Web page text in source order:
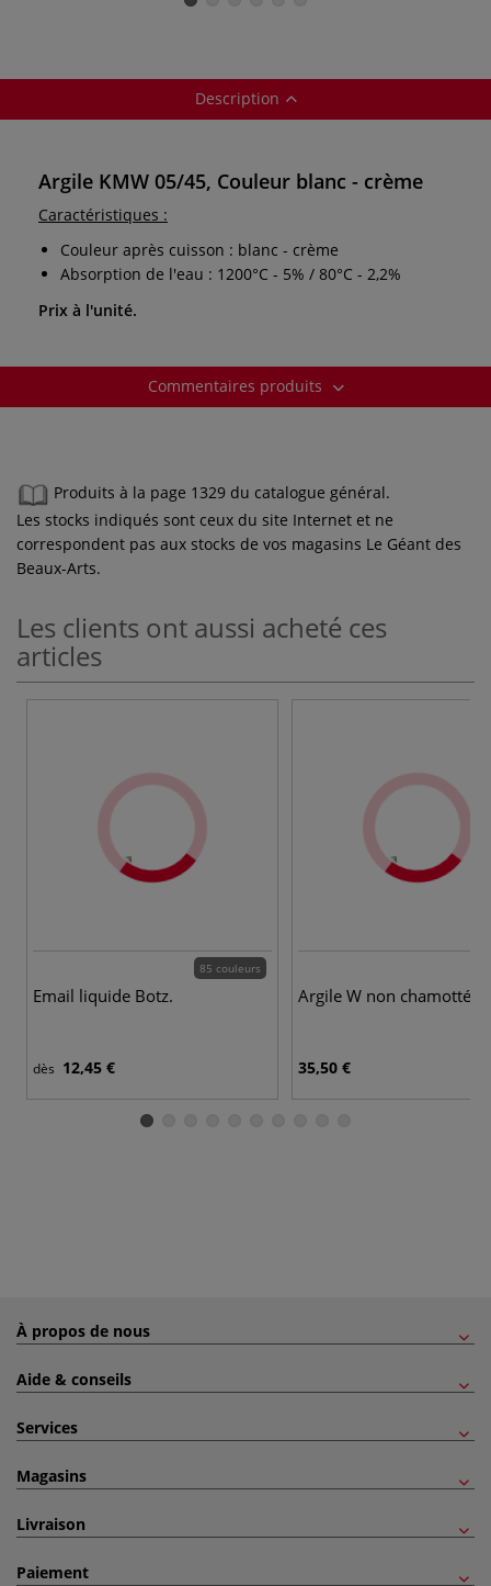
Description
Argile KMW 05/45, Couleur blanc - crème
Caractéristiques :
Couleur après cuisson : blanc - crème
Absorption de l'eau : 1200°C - 5% / 80°C - 2,2%
Prix à l'unité.
Commentaires produits
Produits à la page 1329 du catalogue général.
Les stocks indiqués sont ceux du site Internet et ne
correspondent pas aux stocks de vos magasins Le Géant des
Beaux-Arts.
Les clients ont aussi acheté ces
articles
85 couleurs
Email liquide Botz.
dès 12,45 €
Argile W non chamotté
35,50 €
À propos de nous
Aide & conseils
Services
Magasins
Livraison
Paiement